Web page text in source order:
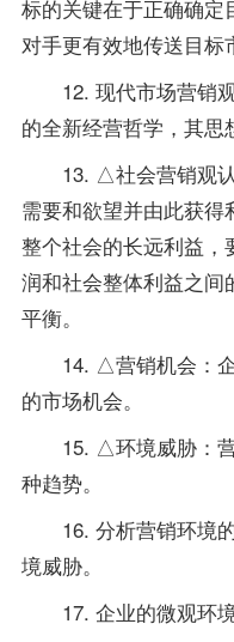
标的关键在于正确确
对手更有效地传送目标
12. 现代市场营销观
的全新经营哲学，其思
13. △社会营销观认
需要和欲望并由此获
整个社会的长远利益，
润和社会整体利益之
平衡。
14. △营销机会：企
的市场机会。
15. △环境威胁：营
种趋势。
16. 分析营销环境的
境威胁。
17. 企业的微观环境